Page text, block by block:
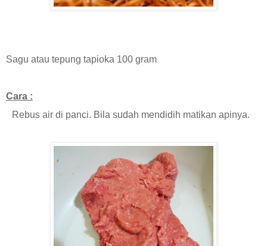
Sagu atau tepung tapioka 100 gram
Cara :
Rebus air di panci. Bila sudah mendidih matikan apinya.